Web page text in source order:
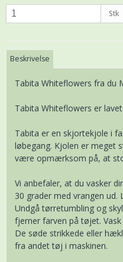
Stk
Beskrivelse
Tabita Whiteflowers fra du
Tabita Whiteflowers er
Tabita er en skjortekjole i
løbegang. Kjolen er meget
være opmærksom på, at
Vi anbefaler, at du vasker
30 grader med vrangen
Undgå tørretumbling og
fjerner farven på tøjet.
De søde strikkede eller
fra andet tøj i maskinen.